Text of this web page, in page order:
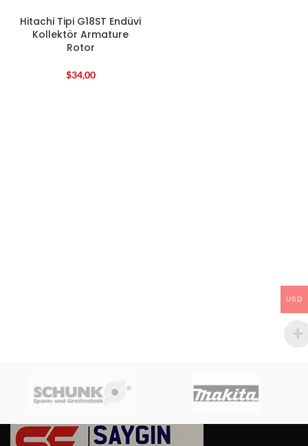
Hitachi Tipi G18ST Endüvi
Kollektör Armature
Rotor
$34,00
USD